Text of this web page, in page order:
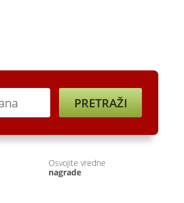
Osvojite vredne
nagrade